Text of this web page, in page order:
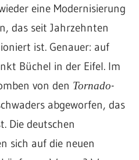
eine Modernisierung
das seit Jahrzehnten
ist. Genauer: auf
Büchel in der Eifel. Im
von den Tornado-
abgeworfen, das
Die deutschen
sich auf die neuen